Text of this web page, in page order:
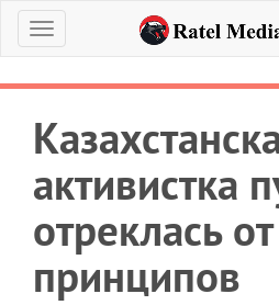
Меню
активистка
отреклась
принципов